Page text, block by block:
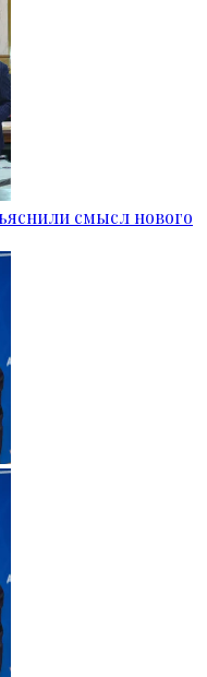
смысл нового